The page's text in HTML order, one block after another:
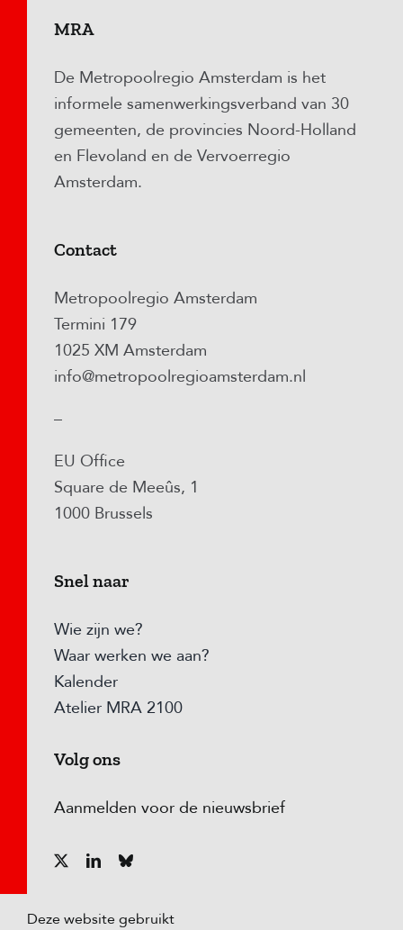
MRA
De Metropoolregio Amsterdam is het
informele samenwerkingsverband van 30
gemeenten, de provincies Noord-Holland
en Flevoland en de Vervoerregio
Amsterdam.
Contact
Metropoolregio Amsterdam
Termini 179
1025 XM Amsterdam
info@metropoolregioamsterdam.nl
–
EU Office
Square de Meeûs, 1
1000 Brussels
Snel naar
Wie zijn we?
Waar werken we aan?
Kalender
Atelier MRA 2100
Volg ons
Aanmelden voor de nieuwsbrief
Deze website gebruikt